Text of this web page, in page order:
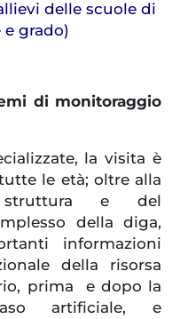
delle scuole di
grado)
di monitoraggio
la visita è
le età; oltre alla
struttura e del
della diga,
informazioni
della risorsa
prima e dopo la
artificiale, e